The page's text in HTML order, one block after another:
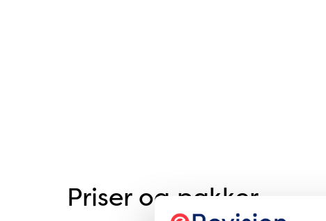
Priser og pakker